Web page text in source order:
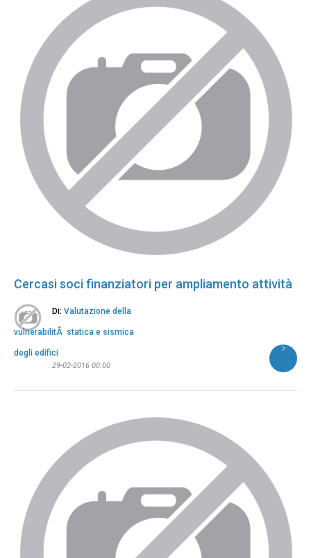
Cercasi soci finanziatori per ampliamento attività
Di: Valutazione della
vulnerabilitÃ statica e sismica
degli edifici
29-02-2016 00:00